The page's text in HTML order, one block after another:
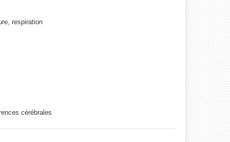
respiration
cérébrales